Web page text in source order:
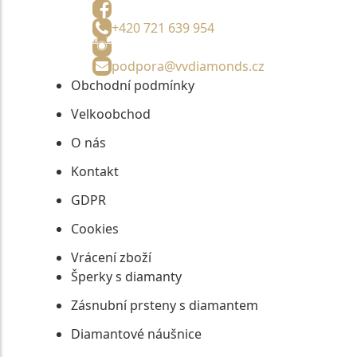
+420 721 639 954
podpora@vvdiamonds.cz
Obchodní podmínky
Velkoobchod
O nás
Kontakt
GDPR
Cookies
Vrácení zboží
Šperky s diamanty
Zásnubní prsteny s diamantem
Diamantové náušnice